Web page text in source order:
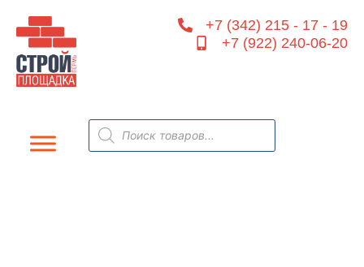
содержимому
+7 (342) 215 - 17 - 19
+7 (922) 240-06-20
Поиск
товаров